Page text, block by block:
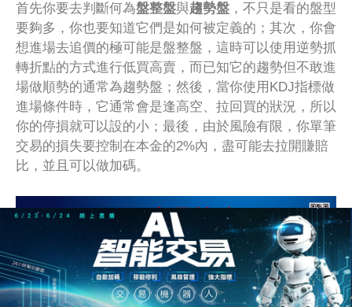
首先你要去判斷何為盤整盤與趨勢盤 ，不只是看的盤型
要夠多，你也要知道它們是如何被定義的；其次，你會
想進場去追價的極可能是盤整盤，這時可以使用逆勢抓
轉折點的方式進行低買高賣，而已知它的趨勢但不敢進
場做順勢的通常為趨勢盤；然後，當你使用KDJ指標做
進場條件時，它通常會是逢高空、拉回買的狀況，所以
你的停損就可以設的小；最後，由於風險有限，你單筆
交易的損失要控制在本金的2%內，盡可能去拉開賺賠
比，並且可以做加碼。